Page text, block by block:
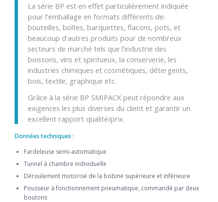
La série BP est en effet particulièrement indiquée
pour l’emballage en formats différents de:
bouteilles, boîtes, barquettes, flacons, pots, et
beaucoup d’autres produits pour de nombreux
secteurs de marché tels que l’industrie des
boissons, vins et spiritueux, la conserverie, les
industries chimiques et cosmétiques, détergents,
bois, textile, graphique etc.
Grâce à la série BP SMIPACK peut répondre aux
exigences les plus diverses du client et garantir un
excellent rapport qualité/prix.
Données techniques :
Fardeleuse semi-automatique
Tunnel à chambre individuelle
Déroulement motorisé de la bobine supérieure et inférieure
Pousseur à fonctionnement pneumatique, commandé par deux
boutons